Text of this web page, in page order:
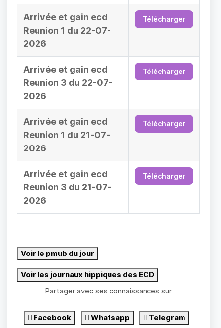
Arrivée et gain ecd
Reunion 1 du 22-07-
2026
Télécharger
Arrivée et gain ecd
Reunion 3 du 22-07-
2026
Télécharger
Arrivée et gain ecd
Reunion 1 du 21-07-
2026
Télécharger
Arrivée et gain ecd
Reunion 3 du 21-07-
2026
Télécharger
Voir le pmub du jour
Voir les journaux hippiques des ECD
Partager avec ses connaissances sur
Facebook Whatsapp Telegram